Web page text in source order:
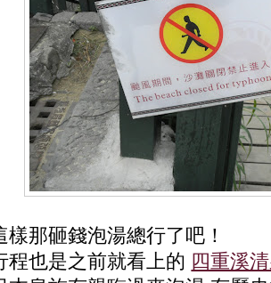
樣那砸錢泡湯總行了吧！
程也是之前就看上的 四重溪